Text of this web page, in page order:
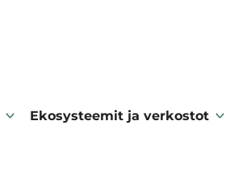
Ekosysteemit ja verkostot